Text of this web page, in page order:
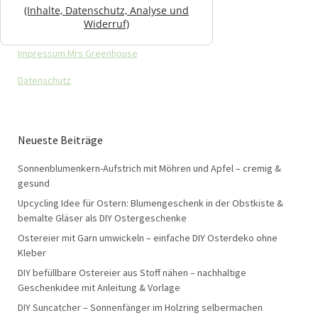
(Inhalte, Datenschutz, Analyse und
Widerruf)
Impressum Mrs Greenhouse
Datenschutz
Neueste Beiträge
Sonnenblumenkern-Aufstrich mit Möhren und Apfel – cremig &
gesund
Upcycling Idee für Ostern: Blumengeschenk in der Obstkiste &
bemalte Gläser als DIY Ostergeschenke
Ostereier mit Garn umwickeln – einfache DIY Osterdeko ohne
Kleber
DIY befüllbare Ostereier aus Stoff nähen – nachhaltige
Geschenkidee mit Anleitung & Vorlage
DIY Suncatcher – Sonnenfänger im Holzring selbermachen